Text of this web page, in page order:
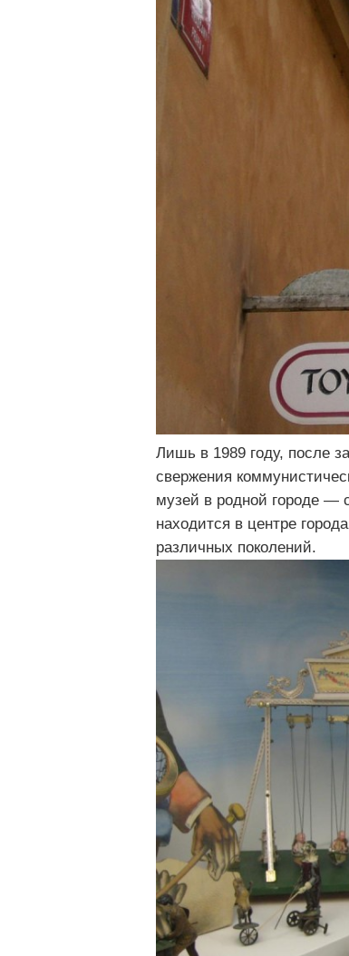
Лишь в 1989 году, после
свержения
музей в родной городе —
находится в центре
различных поколений.